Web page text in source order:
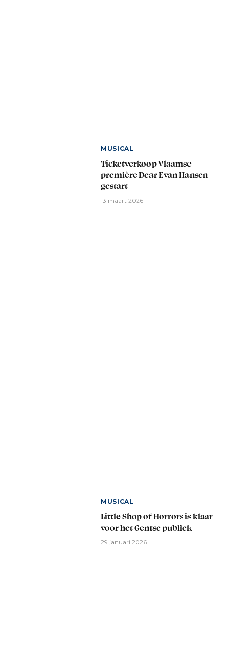
MUSICAL
Ticketverkoop Vlaamse
première Dear Evan Hansen
gestart
13 maart 2026
MUSICAL
Little Shop of Horrors is klaar
voor het Gentse publiek
29 januari 2026